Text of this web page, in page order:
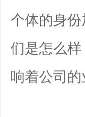
个体的身
们是怎么
响着公司的